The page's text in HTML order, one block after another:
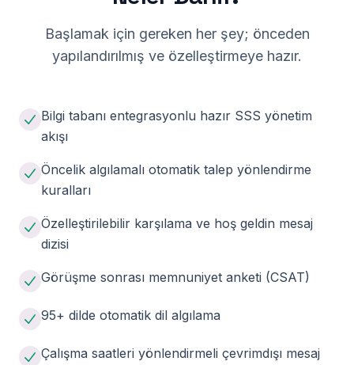
Başlamak için gereken her şey; önceden
yapılandırılmış ve özelleştirmeye hazır.
Bilgi tabanı entegrasyonlu hazır SSS yönetim
akışı
Öncelik algılamalı otomatik talep yönlendirme
kuralları
Özelleştirilebilir karşılama ve hoş geldin mesaj
dizisi
Görüşme sonrası memnuniyet anketi (CSAT)
95+ dilde otomatik dil algılama
Çalışma saatleri yönlendirmeli çevrimdışı mesaj